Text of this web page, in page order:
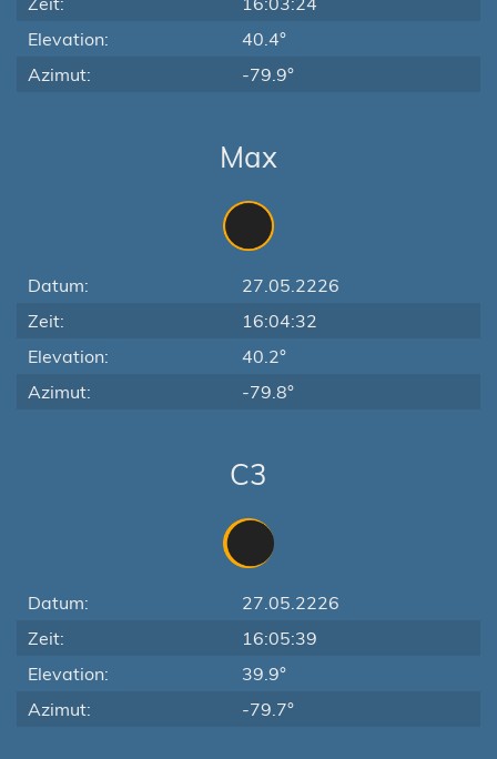
Elevation:
40.4°
Azimut:
-79.9°
Max
Datum:
27.05.2226
Zeit:
16:04:32
Elevation:
40.2°
Azimut:
-79.8°
C3
Datum:
27.05.2226
Zeit:
16:05:39
Elevation:
39.9°
Azimut:
-79.7°